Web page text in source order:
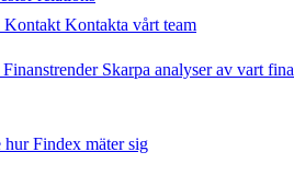
Kontakt Kontakta vårt team
Finanstrender Skarpa analyser av vart
hur Findex mäter sig